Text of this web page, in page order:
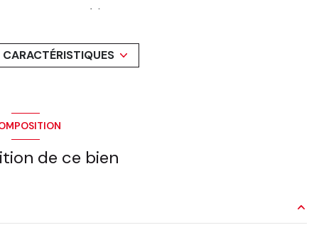
1 niveau(x)
7 étage(s)
interphone
accès handicapé
de ce bien